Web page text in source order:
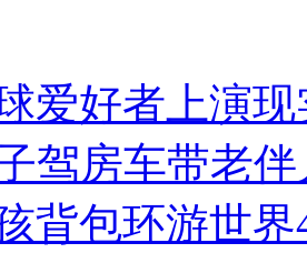
治霸凌主义
爱好者上演
驾房车带老
背包环游世